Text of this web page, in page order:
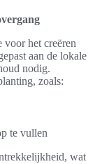
voor het creëren
aan de lokale
nodig.
zoals:
te vullen
wat